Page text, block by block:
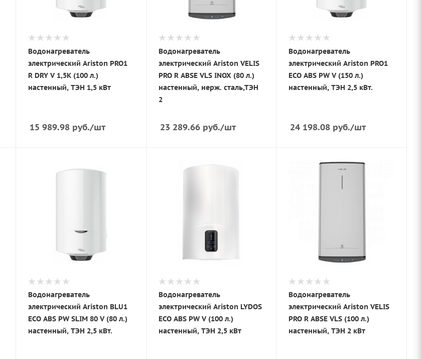
Водонагреватель
электрический Ariston PRO1
R DRY V 1,5K (100 л.)
настенный, ТЭН 1,5 кВт
15 989.98 руб./шт
Водонагреватель
электрический Ariston VELIS
PRO R ABSE VLS INOX (80 л.)
настенный, нерж. сталь,ТЭН
2
23 289.66руб./шт
Водонагреватель
электрический Ariston PRO1
ECO ABS PW V (150 л.)
настенный, ТЭН 2,5 кВт.
24 198.08 руб./шт
Водонагреватель
электрический Ariston BLU1
ECO ABS PW SLIM 80 V (80 л.)
настенный, ТЭН 2,5 кВт.
Водонагреватель
электрический Ariston LYDOS
ECO ABS PW V (100 л.)
настенный, ТЭН 2,5 кВт
Водонагреватель
электрический Ariston VELIS
PRO R ABSE VLS (100 л.)
настенный, ТЭН 2 кВт